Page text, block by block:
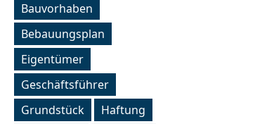
Bauvorhaben
Bebauungsplan
Eigentümer
Geschäftsführer
Grundstück
Haftung